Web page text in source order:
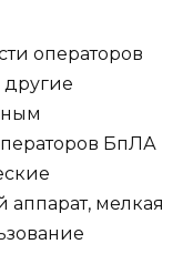
операторов
БпЛА
аппарат, мелкая